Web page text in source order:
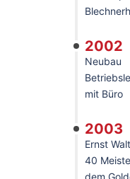
2002
Neubau
mit Büro
2003
Ernst
40